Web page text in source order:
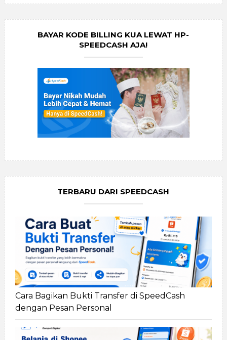
BAYAR KODE BILLING KUA LEWAT HP-
SPEEDCASH AJA!
TERBARU DARI SPEEDCASH
Cara Bagikan Bukti Transfer di SpeedCash
dengan Pesan Personal